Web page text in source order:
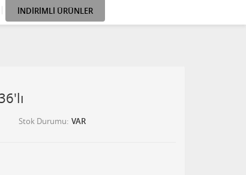
İNDİRİMLİ ÜRÜNLER
Stok Durumu VAR